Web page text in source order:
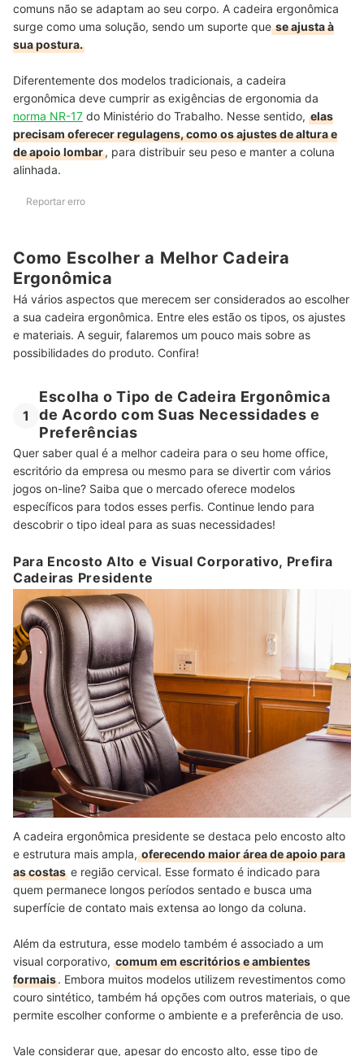
comuns não se adaptam ao seu corpo. A cadeira ergonômica
surge como uma solução, sendo um suporte quese ajusta à
sua postura.
Diferentemente dos modelos tradicionais, a cadeira
ergonômica deve cumprir as exigências de ergonomia da
norma NR-17 do Ministério do Trabalho. Nesse sentido, elas
precisam oferecer regulagens, como os ajustes de altura e
de apoio lombar, para distribuir seu peso e manter a coluna
alinhada.
Reportar erro
Como Escolher a Melhor Cadeira
Ergonômica
Há vários aspectos que merecem ser considerados ao escolher
a sua cadeira ergonômica. Entre eles estão os tipos, os ajustes
e materiais. A seguir, falaremos um pouco mais sobre as
possibilidades do produto. Confira!
1
Escolha o Tipo de Cadeira Ergonômica
de Acordo com Suas Necessidades e
Preferências
Quer saber qual é a melhor cadeira para o seu home office,
escritório da empresa ou mesmo para se divertir com vários
jogos on-line? Saiba que o mercado oferece modelos
específicos para todos esses perfis. Continue lendo para
descobrir o tipo ideal para as suas necessidades!
Para Encosto Alto e Visual Corporativo, Prefira
Cadeiras Presidente
A cadeira ergonômica presidente se destaca pelo encosto alto
e estrutura mais ampla,oferecendo maior área de apoio para
as costas e região cervical. Esse formato é indicado para
quem permanece longos períodos sentado e busca uma
superfície de contato mais extensa ao longo da coluna.
Além da estrutura, esse modelo também é associado a um
visual corporativo, comum em escritórios e ambientes
formais. Embora muitos modelos utilizem revestimentos como
couro sintético, também há opções com outros materiais, o que
permite escolher conforme o ambiente e a preferência de uso.
Vale considerar que, apesar do encosto alto, esse tipo de